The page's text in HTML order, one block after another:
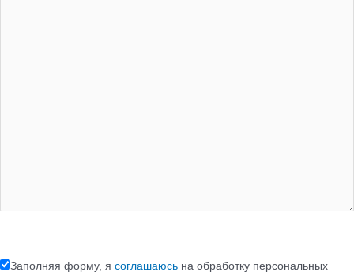
Заполняя форму, я соглашаюсь на обработку персональных